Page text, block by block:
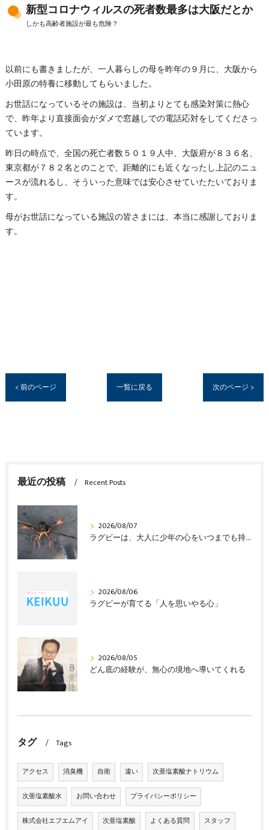
新型コロナウィルスの死者数最多は大阪だとか
しかも高齢者施設が最も危険？
以前にも書きましたが、一人暮らしの母を昨年の９月に、大阪から
小田原の特養に移動してもらいました。
お世話になっているその施設は、当初よりとても感染対策に熱心
で、昨年より直接面会がダメで窓越しでの電話応対をしてくださっ
ています。
昨日の時点で、全国の死亡者数５０１９人中、大阪府が８３６名、
東京都が７８２名とのことで、距離的にも近くなったし上記のニュ
ースが流れるし、そういった意味では安心させていたたいておりま
す。
母がお世話になっている施設の皆さまには、本当に感謝しておりま
す。
< 前のページ 一覧に戻る 次のページ >
最近の投稿 Recent Posts
2026/08/07
ラグビーは、大人に少年の心をいつまでも持ち続けさせる
2026/08/06
ラグビーが育てる「人を思いやる心」
2026/08/05
どん底の経験が、無心の境地へ導いてくれる
タグ Tags
アクセス 消臭機 自衛 違い 次亜塩素酸ナトリウム
次亜塩素酸水 お問い合わせ プライバシーポリシー
株式会社エフエムアイ 次亜塩素酸 よくある質問 スタッフ